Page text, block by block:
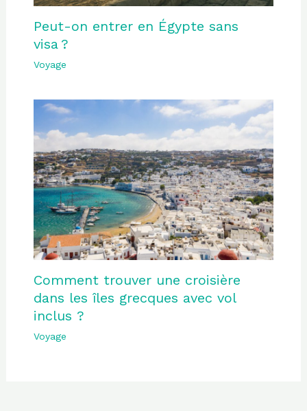
Peut-on entrer en Égypte sans
visa ?
Voyage
Comment trouver une croisière
dans les îles grecques avec vol
inclus ?
Voyage